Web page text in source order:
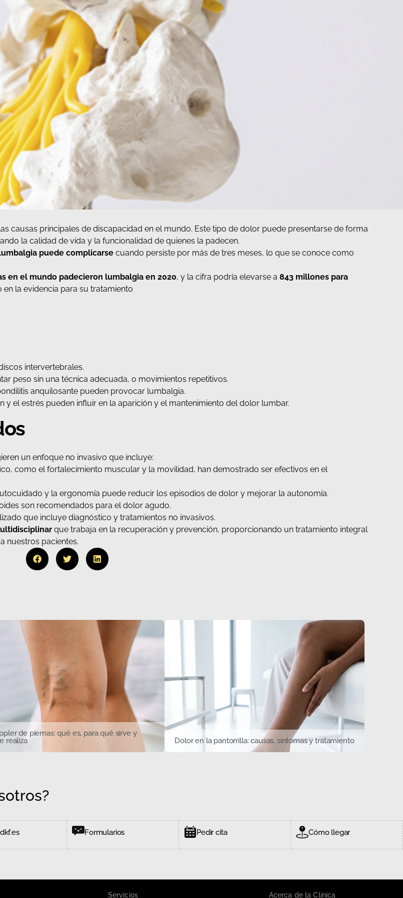
causas principales de discapacidad en el mundo. Este tipo de dolor puede presentarse de forma
la calidad de vida y la funcionalidad de quienes la padecen.
puede complicarsecuando persiste por más de tres meses, lo que se conoce como
en el mundo padecieron lumbalgia en 2020, y la cifra podría elevarse a843 millones para
la evidencia para su tratamiento
intervertebrales.
peso sin una técnica adecuada, o movimientos repetitivos.
anquilosante pueden provocar lumbalgia.
y el estrés pueden influir en la aparición y el mantenimiento del dolor lumbar.
un enfoque no invasivo que incluye:
como el fortalecimiento muscular y la movilidad, han demostrado ser efectivos en el
y la ergonomía puede reducir los episodios de dolor y mejorar la autonomía.
son recomendados para el dolor agudo.
que incluye diagnóstico y tratamientos no invasivos.
que trabaja en la recuperación y prevención, proporcionando un tratamiento integral
nuestros pacientes.
de piernas: qué es, para qué sirve y
realiza
Dolor en la pantorrilla: causas, síntomas y tratamiento
Formularios Pedir cita Cómo llegar
Servicios Acerca de la Clínica